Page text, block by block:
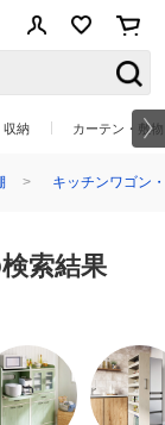
収納 カーテン・敷
キッチンワゴン
索結果